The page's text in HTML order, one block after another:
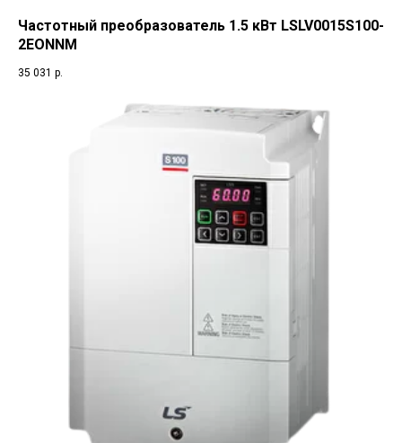
Частотный преобразователь 1.5 кВт LSLV0015S100-
2EONNM
35 031 р.